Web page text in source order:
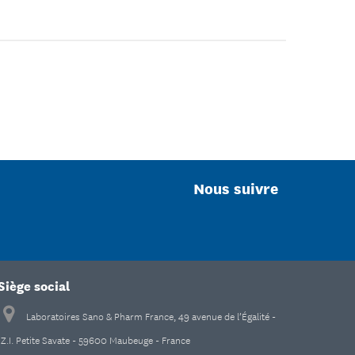
Nous suivre
social
Laboratoires Sano & Pharm France, 49 avenue de l’Égalité -
Z.I. Petite Savate - 59600 Maubeuge - France